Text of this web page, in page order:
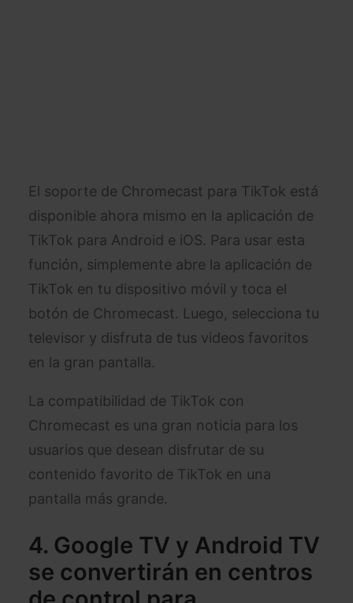
El soporte de Chromecast para TikTok está
disponible ahora mismo en la aplicación de
TikTok para Android e iOS. Para usar esta
función, simplemente abre la aplicación de
TikTok en tu dispositivo móvil y toca el
botón de Chromecast. Luego, selecciona tu
televisor y disfruta de tus videos favoritos
en la gran pantalla.
La compatibilidad de TikTok con
Chromecast es una gran noticia para los
usuarios que desean disfrutar de su
contenido favorito de TikTok en una
pantalla más grande.
4. Google TV y Android TV
se convertirán en centros